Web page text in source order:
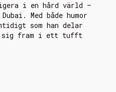
i en hård värld –
Med både humor
som han delar
sig fram i ett tufft